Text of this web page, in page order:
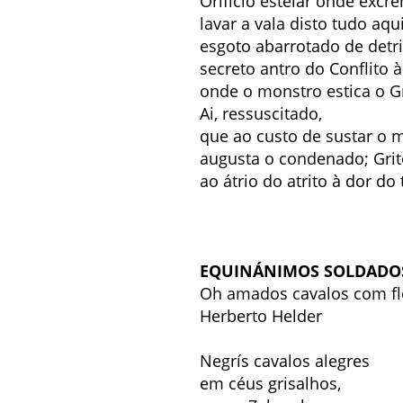
lavar a vala disto tudo
esgoto abarrotado de
secreto antro do Conflito
onde o monstro estica o
Ai, ressuscitado,
que ao custo de sustar o
augusta o condenado;
ao átrio do atrito à dor do
EQUINÁNIMOS
Oh amados cavalos com
Herberto Helder
Negrís cavalos alegres
em céus grisalhos,